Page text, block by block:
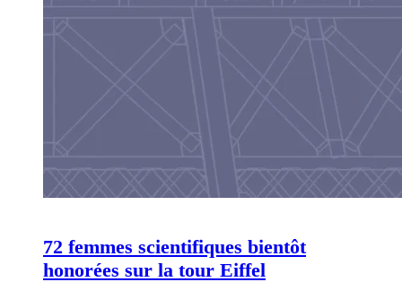
72 femmes scientifiques bientôt
honorées sur la tour Eiffel